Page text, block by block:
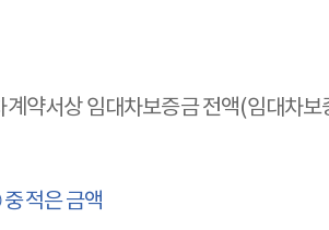
약서상 임대차보증금 전액(임대차보
적은 금액